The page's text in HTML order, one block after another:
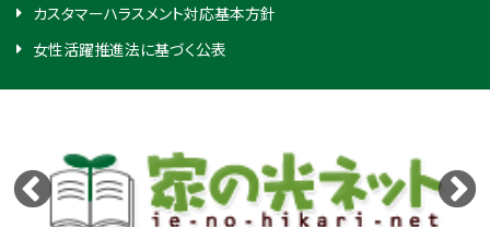
カスタマーハラスメント対応基本方針
女性活躍推進法に基づく公表